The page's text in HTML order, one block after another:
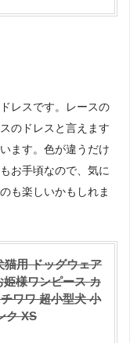
レスです。レースの
のドレスと言えます
ます。色が違うだけ
お手頃なので、気に
も楽しいかもしれま
用 ドッグウェア
様ワンピース カ
ワワ 超小型犬 小
ク XS